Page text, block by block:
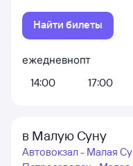
Найти билеты
ежедневно
14:00
пт
17:00
в Малую Суну
Автовокзал - Малая